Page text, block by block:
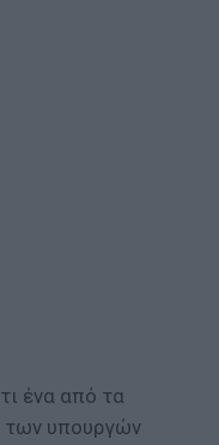
ένα από τα
των υπουργών